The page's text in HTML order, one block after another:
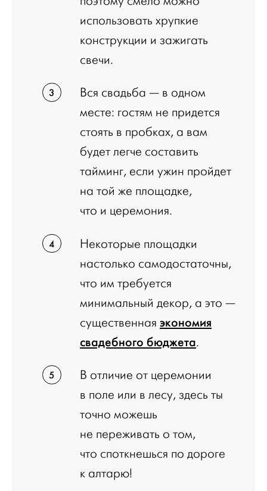
использовать хрупкие
конструкции и зажигать
свечи.
Вся свадьба — в одном
месте: гостям не придется
стоять в пробках, а вам
будет легче составить
тайминг, если ужин пройдет
на той же площадке,
что и церемония.
Некоторые площадки
настолько самодостаточны,
что им требуется
минимальный декор, а это —
существенная экономия
свадебного бюджета.
В отличие от церемонии
в поле или в лесу, здесь ты
точно можешь
не переживать о том,
что споткнешься по дороге
к алтарю!